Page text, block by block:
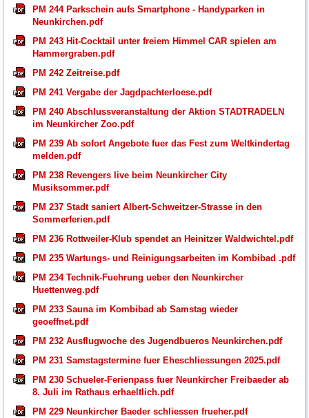
PM 244 Parkschein aufs Smartphone - Handyparken in
Neunkirchen.pdf
PM 243 Hit-Cocktail unter freiem Himmel CAR spielen am
Hammergraben.pdf
PM 242 Zeitreise.pdf
PM 241 Vergabe der Jagdpachterloese.pdf
PM 240 Abschlussveranstaltung der Aktion STADTRADELN
im Neunkircher Zoo.pdf
PM 239 Ab sofort Angebote fuer das Fest zum Weltkindertag
melden.pdf
PM 238 Revengers live beim Neunkircher City
Musiksommer.pdf
PM 237 Stadt saniert Albert-Schweitzer-Strasse in den
Sommerferien.pdf
PM 236 Rottweiler-Klub spendet an Heinitzer Waldwichtel.pdf
PM 235 Wartungs- und Reinigungsarbeiten im Kombibad .pdf
PM 234 Technik-Fuehrung ueber den Neunkircher
Huettenweg.pdf
PM 233 Sauna im Kombibad ab Samstag wieder
geoeffnet.pdf
PM 232 Ausflugwoche des Jugendbueros Neunkirchen.pdf
PM 231 Samstagstermine fuer Eheschliessungen 2025.pdf
PM 230 Schueler-Ferienpass fuer Neunkircher Freibaeder ab
8. Juli im Rathaus erhaeltlich.pdf
PM 229 Neunkircher Baeder schliessen frueher.pdf